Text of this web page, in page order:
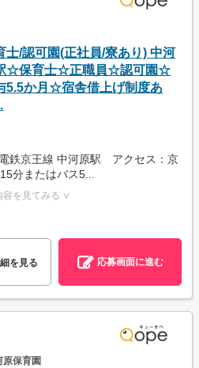
士/認可園(正社員/寮あり) 中河
☆保育士☆正職員☆認可園☆
5.5か月☆宿舎借上げ制度あ
鉄京王線 中河原駅 アクセス：京
分またはバス5...
容を見てみる ∨
を見る 応募画面に進む
原保育園